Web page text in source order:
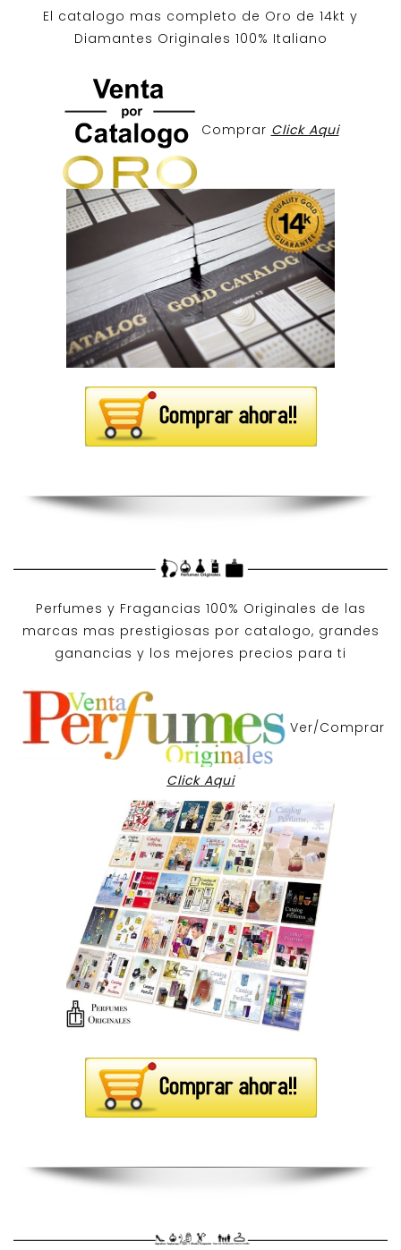
El catalogo mas completo de Oro de 14kt y
Diamantes Originales 100% Italiano
Comprar Click Aqui
Perfumes y Fragancias 100% Originales de las
marcas mas prestigiosas por catalogo, grandes
ganancias y los mejores precios para ti
Ver/Comprar
Click Aqui